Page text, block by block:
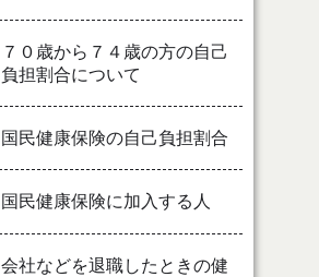
７０歳から７４歳の方の自己
負担割合について
国民健康保険の自己負担割合
国民健康保険に加入する人
会社などを退職したときの健